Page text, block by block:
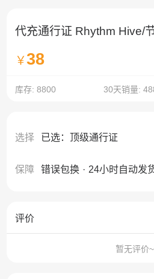
代充通行证 Rhythm Hive/
￥38
库存: 8800 30天销量:
选择 已选：顶级通行证
保障 错误包换 · 24小时自动发
评价
暂无评价~